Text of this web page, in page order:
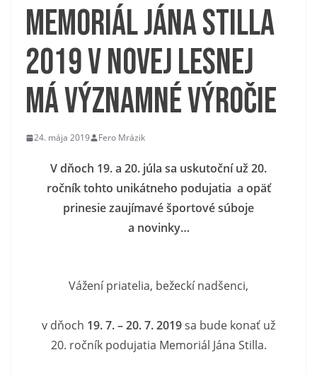
Memoriál Jána Stilla
2019 v Novej Lesnej
má významné výročie
24. mája 2019 Fero Mrázik
V dňoch 19. a 20. júla sa uskutoční už 20.
ročník tohto unikátneho podujatia a opäť
prinesie zaujímavé športové súboje
a novinky…
Vážení priatelia, bežeckí nadšenci,
v dňoch 19. 7. – 20. 7. 2019sa bude konať už
20. ročník podujatia Memoriál Jána Stilla.